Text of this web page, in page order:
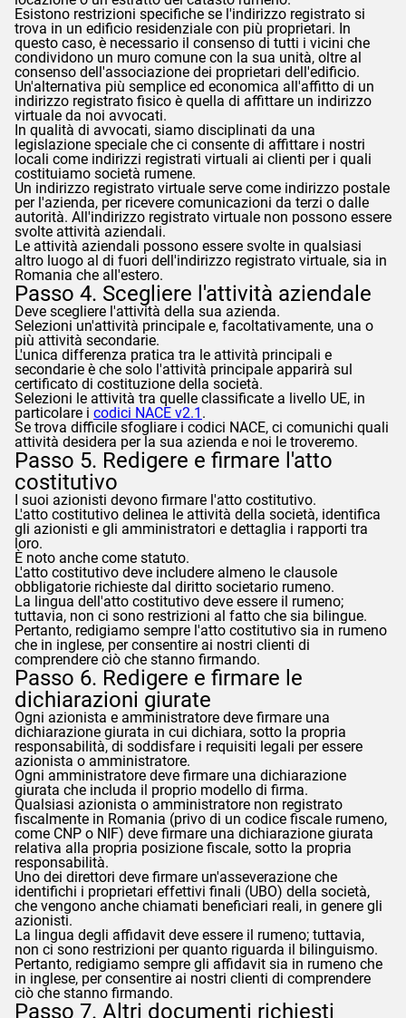
Esistono restrizioni specifiche se l'indirizzo registrato si
trova in un edificio residenziale con più proprietari. In
questo caso, è necessario il consenso di tutti i vicini che
condividono un muro comune con la sua unità, oltre al
consenso dell'associazione dei proprietari dell'edificio.
Un'alternativa più semplice ed economica all'affitto di un
indirizzo registrato fisico è quella di affittare un indirizzo
virtuale da noi avvocati.
In qualità di avvocati, siamo disciplinati da una
legislazione speciale che ci consente di affittare i nostri
locali come indirizzi registrati virtuali ai clienti per i quali
costituiamo società rumene.
Un indirizzo registrato virtuale serve come indirizzo postale
per l'azienda, per ricevere comunicazioni da terzi o dalle
autorità. All'indirizzo registrato virtuale non possono essere
svolte attività aziendali.
Le attività aziendali possono essere svolte in qualsiasi
altro luogo al di fuori dell'indirizzo registrato virtuale, sia in
Romania che all'estero.
Passo 4. Scegliere l'attività aziendale
Deve scegliere l'attività della sua azienda.
Selezioni un'attività principale e, facoltativamente, una o
più attività secondarie.
L'unica differenza pratica tra le attività principali e
secondarie è che solo l'attività principale apparirà sul
certificato di costituzione della società.
Selezioni le attività tra quelle classificate a livello UE, in
particolare i codici NACE v2.1 .
Se trova difficile sfogliare i codici NACE, ci comunichi quali
attività desidera per la sua azienda e noi le troveremo.
Passo 5. Redigere e firmare l'atto
costitutivo
I suoi azionisti devono firmare l'atto costitutivo.
L'atto costitutivo delinea le attività della società, identifica
gli azionisti e gli amministratori e dettaglia i rapporti tra
loro.
È noto anche come statuto.
L'atto costitutivo deve includere almeno le clausole
obbligatorie richieste dal diritto societario rumeno.
La lingua dell'atto costitutivo deve essere il rumeno;
tuttavia, non ci sono restrizioni al fatto che sia bilingue.
Pertanto, redigiamo sempre l'atto costitutivo sia in rumeno
che in inglese, per consentire ai nostri clienti di
comprendere ciò che stanno firmando.
Passo 6. Redigere e firmare le
dichiarazioni giurate
Ogni azionista e amministratore deve firmare una
dichiarazione giurata in cui dichiara, sotto la propria
responsabilità, di soddisfare i requisiti legali per essere
azionista o amministratore.
Ogni amministratore deve firmare una dichiarazione
giurata che includa il proprio modello di firma.
Qualsiasi azionista o amministratore non registrato
fiscalmente in Romania (privo di un codice fiscale rumeno,
come CNP o NIF) deve firmare una dichiarazione giurata
relativa alla propria posizione fiscale, sotto la propria
responsabilità.
Uno dei direttori deve firmare un'asseverazione che
identifichi i proprietari effettivi finali (UBO) della società,
che vengono anche chiamati beneficiari reali, in genere gli
azionisti.
La lingua degli affidavit deve essere il rumeno; tuttavia,
non ci sono restrizioni per quanto riguarda il bilinguismo.
Pertanto, redigiamo sempre gli affidavit sia in rumeno che
in inglese, per consentire ai nostri clienti di comprendere
ciò che stanno firmando.
Passo 7. Altri documenti richiesti